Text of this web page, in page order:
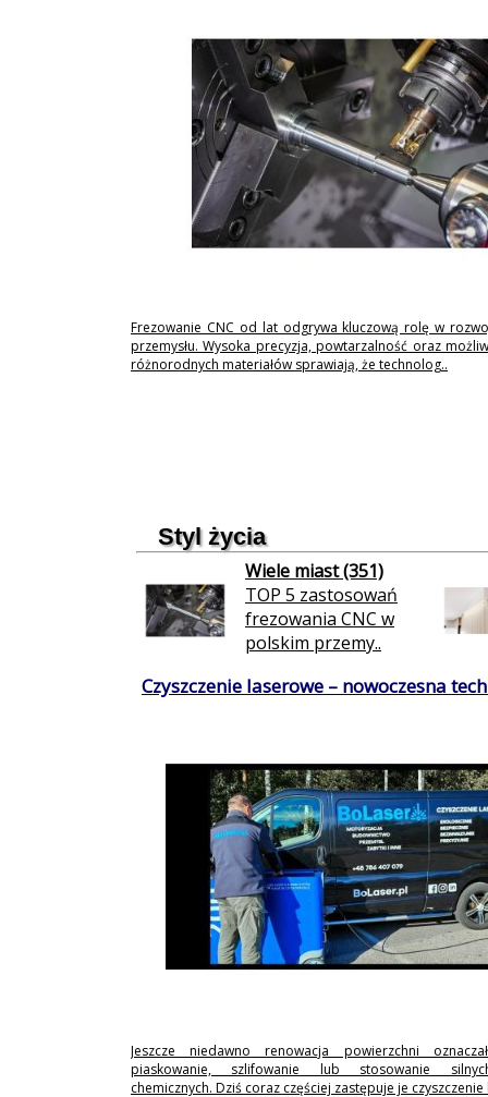
Frezowanie CNC od lat odgrywa kluczową rolę w
przemysłu. Wysoka precyzja, powtarzalność oraz
różnorodnych materiałów sprawiają, że technolog..
Styl życia
Wiele miast (351)
TOP 5 zastosowań
frezowania CNC w
polskim przemy..
Czyszczenie laserowe – nowoczesna
Jeszcze niedawno renowacja powierzchni
piaskowanie, szlifowanie lub stosowanie
chemicznych. Dziś coraz częściej zastępuje je